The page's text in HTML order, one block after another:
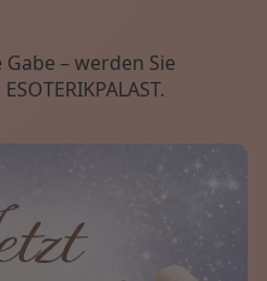
– werden Sie